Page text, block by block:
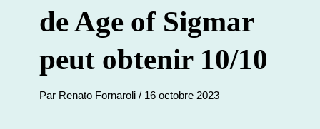
de Age of Sigmar
peut obtenir 10/10
Par Renato Fornaroli / 16 octobre 2023